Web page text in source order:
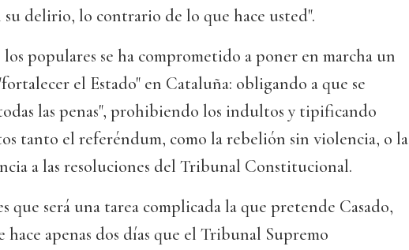
su delirio, lo contrario de lo que hace usted".
populares se ha comprometido a poner en marcha un
el Estado" en Cataluña: obligando a que se
las penas", prohibiendo los indultos y tipificando
tanto el referéndum, como la rebelión sin violencia, o la
a las resoluciones del Tribunal Constitucional.
que será una tarea complicada la que pretende Casado,
hace apenas dos días que el Tribunal Supremo